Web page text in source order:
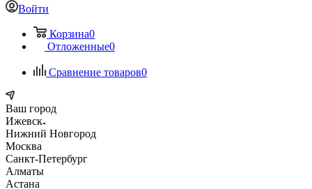
Войти
Корзина0
Отложенные0
Сравнение товаров0
Ваш город
Ижевск
Нижний Новгород
Москва
Санкт-Петербург
Алматы
Астана